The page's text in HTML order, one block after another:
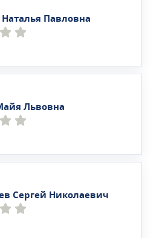
Павловна
Львовна
Сергей Николаевич